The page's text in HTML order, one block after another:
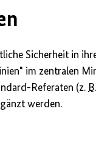
Sicherheit in
im zentralen
Referaten (z. B
werden.